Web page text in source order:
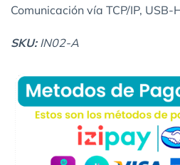
Comunicación vía TCP/IP,
SKU: IN02-A